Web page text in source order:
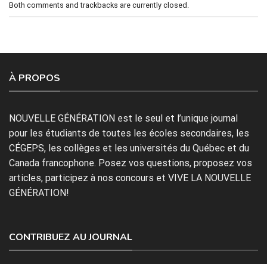
Both comments and trackbacks are currently closed.
À PROPOS
NOUVELLE GÉNÉRATION est le seul et l’unique journal
pour les étudiants de toutes les écoles secondaires, les
CÉGEPS, les collèges et les universités du Québec et du
Canada francophone. Posez vos questions, proposez vos
articles, participez à nos concours et VIVE LA NOUVELLE
GÉNÉRATION!
CONTRIBUEZ AU JOURNAL